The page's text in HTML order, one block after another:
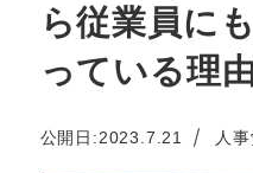
ら従業員に
っている理
公開日:
投稿日
2023.7.21 カテ
人